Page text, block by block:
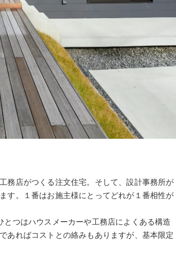
務店がつくる注文住宅。そして、設計事務所が
す。１番はお施主様にとってどれが１番相性が
つはハウスメーカーや工務店によくある構造
あればコストとの絡みもありますが、基本限定